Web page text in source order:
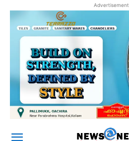
Advertisement